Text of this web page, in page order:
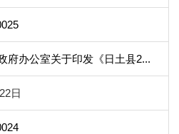
府办公室关于印发《日土县2...
日